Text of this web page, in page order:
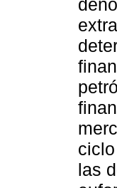
las